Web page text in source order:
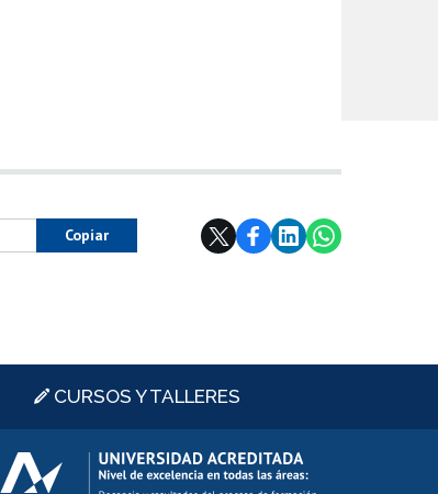
Copiar
CURSOS Y TALLERES